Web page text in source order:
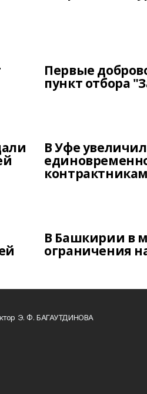
Первые
пункт отбора
В Уфе
контрактникам
В Башкирии в
ограничения
Э. Ф. БАГАУТДИНОВА